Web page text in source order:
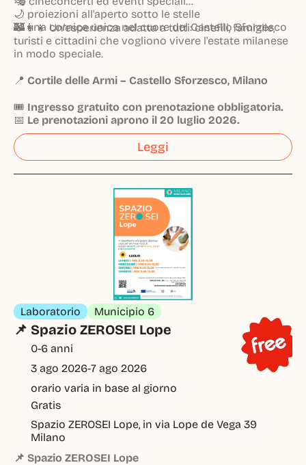
🌙 proiezioni all'aperto sotto le stelle
🏰 una cornice unica nel cuore del Castello Sforzesco
👨‍👩‍👧 Un'esperienza adatta a tutti: cinefili, famiglie,
turisti e cittadini che vogliono vivere l'estate milanese
in modo speciale.
📍 Cortile delle Armi – Castello Sforzesco, Milano
🎟️ Ingresso gratuito con prenotazione obbligatoria.
📅 Le prenotazioni aprono il 20 luglio 2026.
Leggi
Laboratorio Municipio 6
📌 Spazio ZEROSEI Lope
0-6 anni
3 ago 2026-7 ago 2026
orario varia in base al giorno
Gratis
Spazio ZEROSEI Lope, in via Lope de Vega 39
Milano
📌 Spazio ZEROSEI Lope